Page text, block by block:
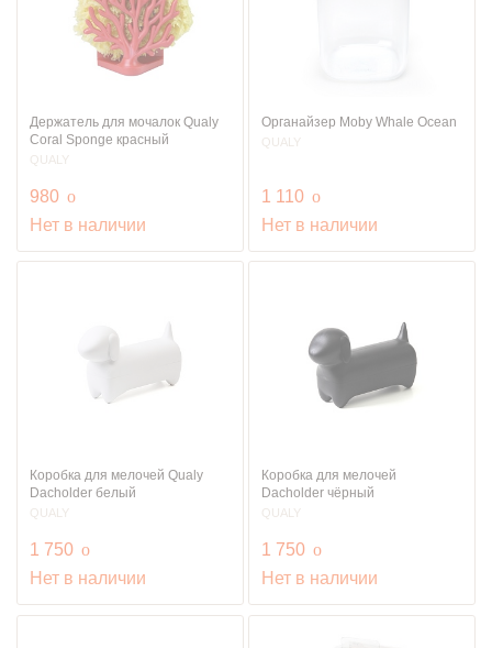
Держатель для мочалок Qualy
Coral Sponge красный
QUALY
980 руб.
o
Нет в наличии
Органайзер Moby Whale Ocean
QUALY
1 110 руб.
o
Нет в наличии
Коробка для мелочей Qualy
Dacholder белый
QUALY
1 750 руб.
o
Нет в наличии
Коробка для мелочей
Dacholder чёрный
QUALY
1 750 руб.
o
Нет в наличии